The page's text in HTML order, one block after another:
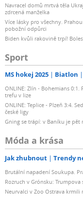
Navracel domů mrtvá těla
zdrcená manželka
Více lásky pro všechny.
pobožní odpůrci
Biden kvůli rakovině trpí!
Sport
MS hokej 2025 Biatlon
ONLINE: Zlín - Bohemians
trefu v lize
ONLINE: Teplice - Plzeň 3:4.
české ligy
Gning se trápí: v Baníku je
Móda a krása
Jak zhubnout Trendy
Brutální napadení Soukupa.
Rozruch v Grónsku:
Neurvalci v Zoo Ostrava